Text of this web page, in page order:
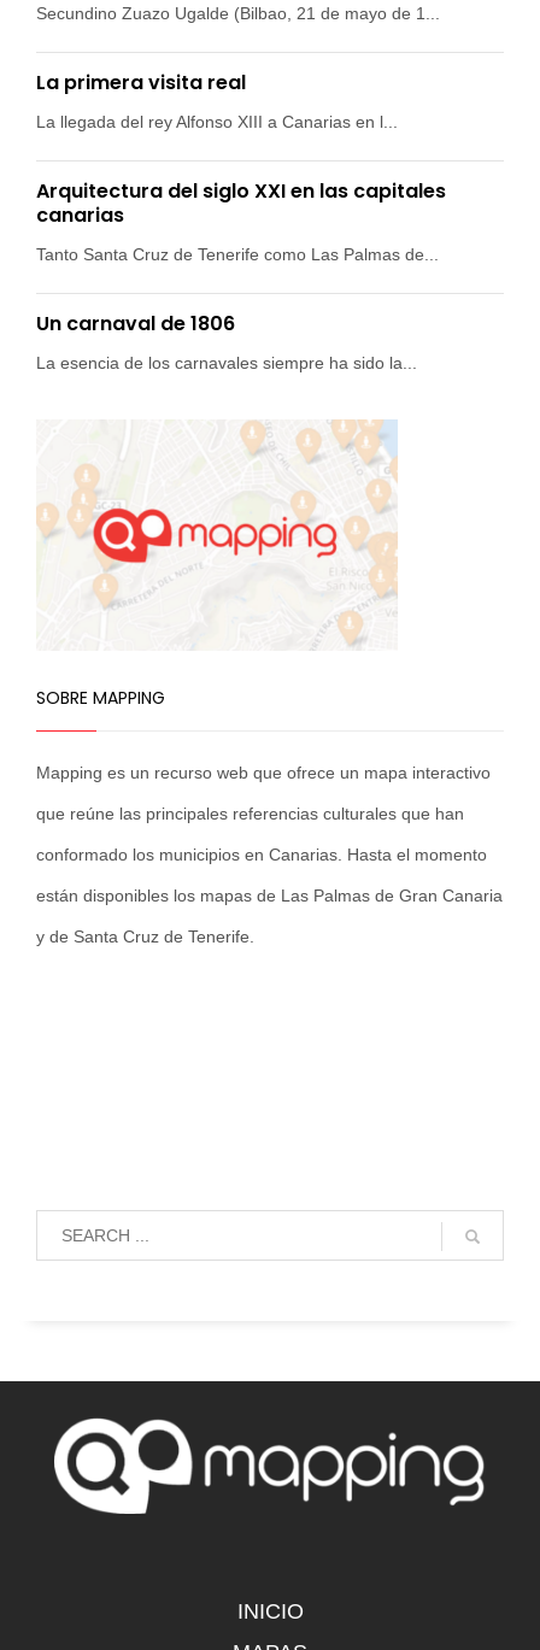
Secundino Zuazo Ugalde (Bilbao, 21 de mayo de 1...
La primera visita real
La llegada del rey Alfonso XIII a Canarias en l...
Arquitectura del siglo XXI en las capitales
canarias
Tanto Santa Cruz de Tenerife como Las Palmas de...
Un carnaval de 1806
La esencia de los carnavales siempre ha sido la...
SOBRE MAPPING
Mapping es un recurso web que ofrece un mapa interactivo
que reúne las principales referencias culturales que han
conformado los municipios en Canarias. Hasta el momento
están disponibles los mapas de Las Palmas de Gran Canaria
y de Santa Cruz de Tenerife.
INICIO